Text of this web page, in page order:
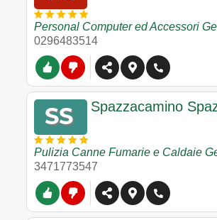
Personal Computer ed Accessori
0296483514
Spazzacamino
Pulizia Canne Fumarie e Caldaie
3471773547